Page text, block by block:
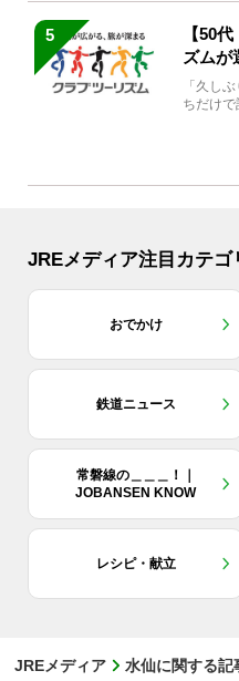
5
【50
ズムが
「久し
ちだけ
JREメディア注目カテゴ
おでかけ
鉄道ニュース
常磐線の＿＿＿！｜
JOBANSEN KNOW
レシピ・献立
JREメディア 水仙に関する記